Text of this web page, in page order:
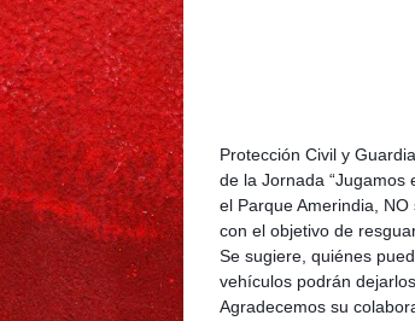
Protección Civil y
de la Jornada “Jugamos
el Parque Amerindia,
con el objetivo de
Se sugiere, quiénes
vehículos podrán
Agradecemos su